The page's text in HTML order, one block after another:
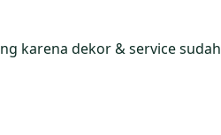
karena dekor & service sudah